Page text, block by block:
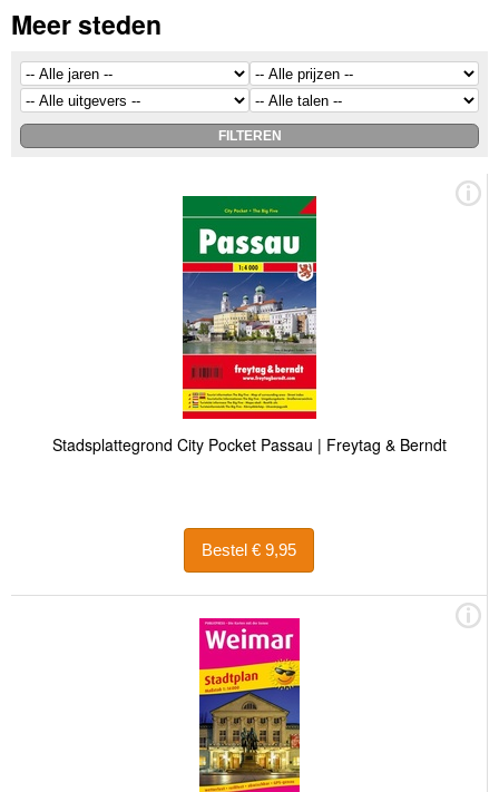
Meer steden
Stadsplattegrond City Pocket Passau | Freytag & Berndt
Bestel € 9,95